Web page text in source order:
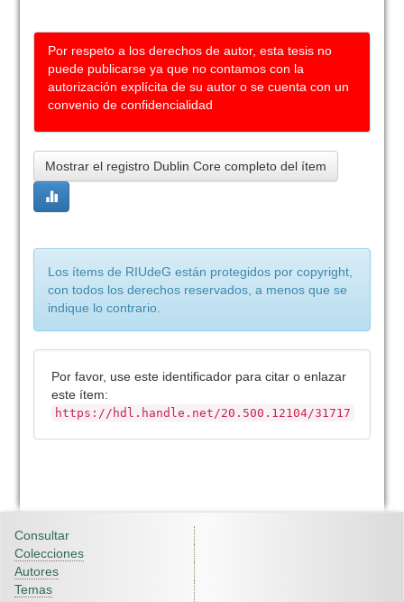
Por respeto a los derechos de autor, esta tesis no
puede publicarse ya que no contamos con la
autorización explícita de su autor o se cuenta con un
convenio de confidencialidad
Mostrar el registro Dublin Core completo del ítem
Los ítems de RIUdeG están protegidos por copyright,
con todos los derechos reservados, a menos que se
indique lo contrario.
Por favor, use este identificador para citar o enlazar
este ítem:
https://hdl.handle.net/20.500.12104/31717
Consultar
Colecciones
Autores
Temas